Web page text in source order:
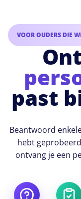
VOOR OUDERS DIE
past
Beantwoord
hebt
ontvang je een